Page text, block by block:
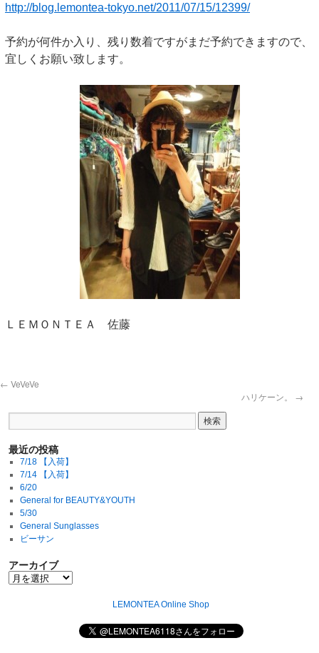
http://blog.lemontea-tokyo.net/2011/07/15/12399/
予約が何件か入り、残り数着ですがまだ予約できますので、
宜しくお願い致します。
ＬＥＭＯＮＴＥＡ 佐藤
← VeVeVe
ハリケーン。 →
最近の投稿
7/18 【入荷】
7/14 【入荷】
6/20
General for BEAUTY&YOUTH
5/30
General Sunglasses
ビーサン
アーカイブ
LEMONTEA Online Shop